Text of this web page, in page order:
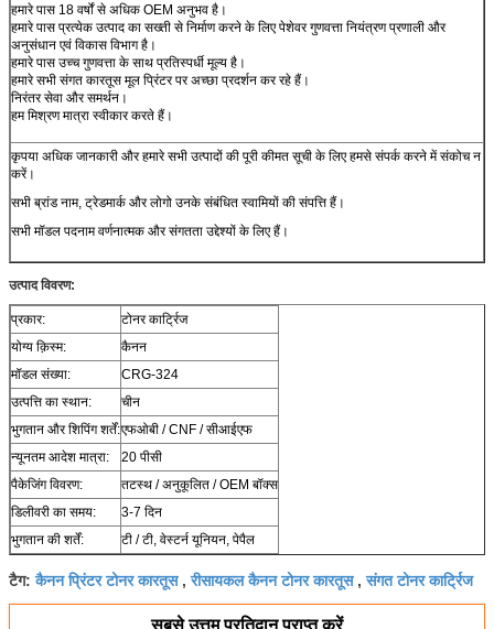
हमारे पास 18 वर्षों से अधिक OEM अनुभव है।
हमारे पास प्रत्येक उत्पाद का सख्ती से निर्माण करने के लिए पेशेवर गुणवत्ता नियंत्रण प्रणाली और
अनुसंधान एवं विकास विभाग है।
हमारे पास उच्च गुणवत्ता के साथ प्रतिस्पर्धी मूल्य है।
हमारे सभी संगत कारतूस मूल प्रिंटर पर अच्छा प्रदर्शन कर रहे हैं।
निरंतर सेवा और समर्थन।
हम मिश्रण मात्रा स्वीकार करते हैं।
कृपया अधिक जानकारी और हमारे सभी उत्पादों की पूरी कीमत सूची के लिए हमसे संपर्क करने में संकोच न
करें।
सभी ब्रांड नाम, ट्रेडमार्क और लोगो उनके संबंधित स्वामियों की संपत्ति हैं।
सभी मॉडल पदनाम वर्णनात्मक और संगतता उद्देश्यों के लिए हैं।
उत्पाद विवरण:
प्रकार:
टोनर कार्ट्रिज
योग्य क़िस्म:
कैनन
मॉडल संख्या:
CRG-324
उत्पत्ति का स्थान:
चीन
भुगतान और शिपिंग शर्तें:एफओबी / CNF / सीआईएफ
न्यूनतम आदेश मात्रा:
20 पीसी
पैकेजिंग विवरण:
तटस्थ / अनुकूलित / OEM बॉक्स
डिलीवरी का समय:
3-7 दिन
भुगतान की शर्तें:
टी / टी, वेस्टर्न यूनियन, पेपैल
टैग:कैनन प्रिंटर टोनर कारतूस,रीसायकल कैनन टोनर कारतूस,संगत टोनर कार्ट्रिज
सबसे उत्तम प्रतिदान प्राप्त करें